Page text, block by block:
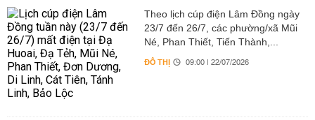
Theo lịch cúp điện Lâm Đồng ngày
23/7 đến 26/7, các phường/xã Mũi
Né, Phan Thiết, Tiến Thành,...
ĐÔ THỊ 09:00 | 22/07/2026